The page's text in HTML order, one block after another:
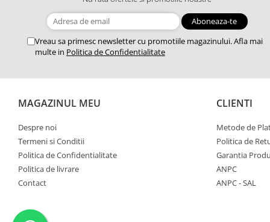
Vreau sa primesc newsletter cu promotiile magazinului. Afla mai
multe in Politica de Confidentialitate
MAGAZINUL MEU
Despre noi
Termeni si Conditii
Politica de Confidentialitate
Politica de livrare
Contact
CLIENTI
Metode de
Politica de
Garantia
ANPC
ANPC - SAL